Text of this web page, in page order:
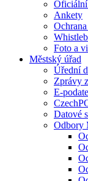
Oficiální
Ankety
Foto a
Městský úřad
Úřední
Zprávy
E-
Datové
Odbory